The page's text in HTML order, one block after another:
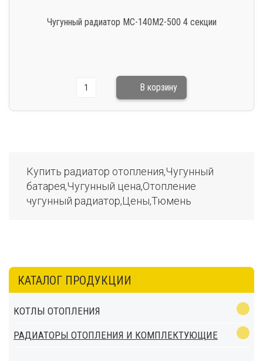
Чугунный радиатор МС-140М2-500 4 секции
Купить радиатор отопления,Чугунный
батарея,Чугунный цена,Отопление
чугунный радиатор,Цены,Тюмень
КАТАЛОГ ПРОДУКЦИИ
КОТЛЫ ОТОПЛЕНИЯ
РАДИАТОРЫ ОТОПЛЕНИЯ И КОМПЛЕКТУЮЩИЕ